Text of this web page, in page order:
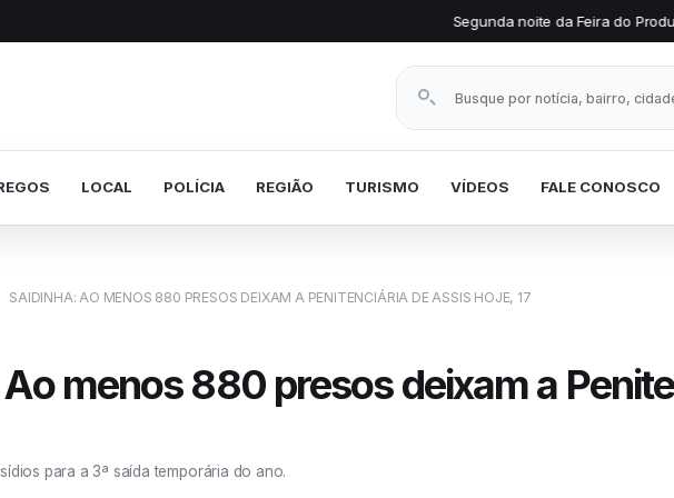
Segunda noite da Feira do Produtor Rural mantém
Buscar notícias
LOCAL POLÍCIA REGIÃO TURISMO VÍDEOS FALE CONOSCO
SAIDINHA: AO MENOS 880 PRESOS DEIXAM A PENITENCIÁRIA DE ASSIS HOJE, 17
menos 880 presos deixam a
para a 3ª saída temporária do ano.